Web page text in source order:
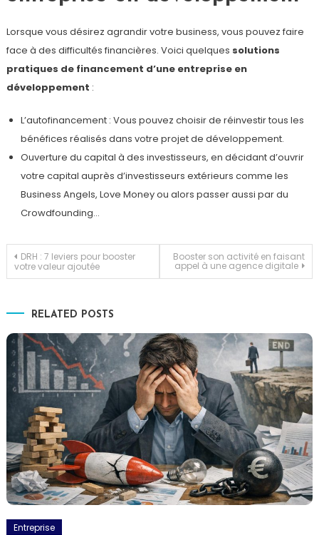
Lorsque vous désirez agrandir votre business, vous pouvez faire
face à des difficultés financières. Voici quelques solutions
pratiques de financement d’une entreprise en
développement :
L’autofinancement : Vous pouvez choisir de réinvestir tous les
bénéfices réalisés dans votre projet de développement.
Ouverture du capital à des investisseurs, en décidant d’ouvrir
votre capital auprès d’investisseurs extérieurs comme les
Business Angels, Love Money ou alors passer aussi par du
Crowdfounding…
Navigation
l’article
DRH : 7 leviers pour booster
votre valeur ajoutée
Booster son activité en faisant
appel à une agence digitale
RELATED POSTS
Entreprise